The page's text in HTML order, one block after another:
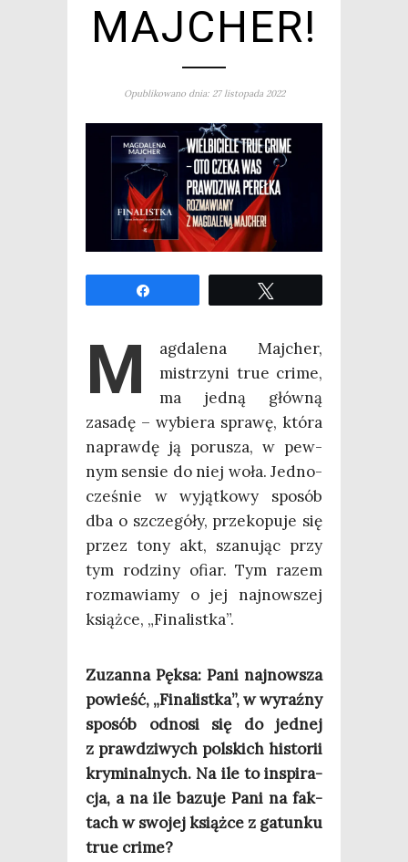
MAJCHER!
Opublikowano dnia: 27 listopada 2022
M
ag­da­le­na Maj­cher,
mistrzy­ni true cri­me,
ma jed­ną głów­ną
zasa­dę – wybie­ra spra­wę, któ­ra
napraw­dę ją poru­sza, w pew­
nym sen­sie do niej woła. Jed­no­
cze­śnie w wyjąt­ko­wy spo­sób
dba o szcze­gó­ły, prze­ko­pu­je się
przez tony akt, sza­nu­jąc przy
tym rodzi­ny ofiar. Tym razem
roz­ma­wia­my o jej naj­now­szej
książ­ce, „Fina­list­ka”.
Zuzan­na Pęk­sa: Pani naj­now­sza
powieść, „Fina­list­ka”, w wyraź­ny
spo­sób odno­si się do jed­nej
z praw­dzi­wych pol­skich histo­rii
kry­mi­nal­nych. Na ile to inspi­ra­
cja, a na ile bazu­je Pani na fak­
tach w swo­jej książ­ce z gatun­ku
true crime?